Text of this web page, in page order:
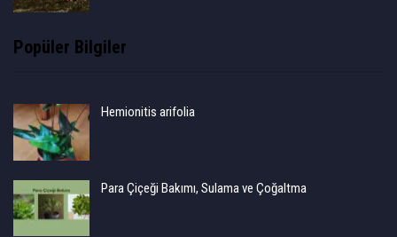
Popüler Bilgiler
Hemionitis arifolia
Para Çiçeği Bakımı, Sulama ve Çoğaltma